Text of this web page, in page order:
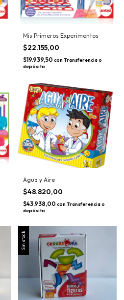
Mis Primeros Experimentos
$22.155,00
$19.939,50 con Transferencia o
depósito
Agua y Aire
$48.820,00
$43.938,00 con Transferencia o
depósito
Sin stock